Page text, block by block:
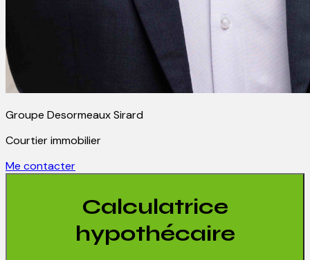
Groupe Desormeaux Sirard
Courtier immobilier
Me contacter
Calculatrice
hypothécaire